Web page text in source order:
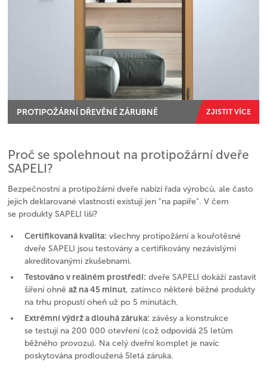
PROTIPOŽÁRNÍ DŘEVĚNÉ ZÁRUBNĚ ZJISTIT VÍCE
Proč se spolehnout na protipožární dveře
SAPELI?
Bezpečnostní a protipožární dveře nabízí řada výrobců, ale často
jejich deklarované vlastnosti existují jen "na papíře". V čem
se produkty SAPELI liší?
Certifikovaná kvalita: všechny protipožární a kouřotěsné
dveře SAPELI jsou testovány a certifikovány nezávislými
akreditovanými zkušebnami.
Testováno v reálném prostředí: dveře SAPELI dokáží zastavit
šíření ohně až na 45 minut, zatímco některé běžné produkty
na trhu propustí oheň už po 5 minutách.
Extrémní výdrž a dlouhá záruka: závěsy a konstrukce
se testují na 200 000 otevření (což odpovídá 25 letům
běžného provozu). Na celý dveřní komplet je navíc
poskytována prodloužená 5letá záruka.